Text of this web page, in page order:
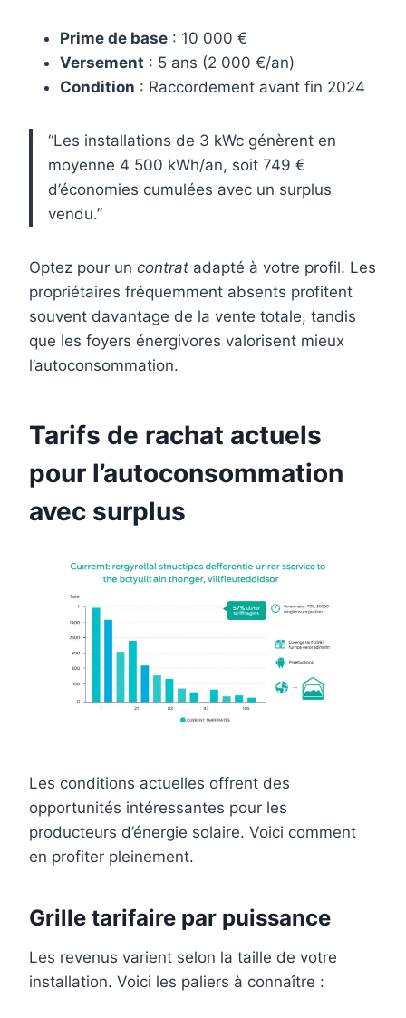
Prime de base : 10 000 €
Versement : 5 ans (2 000 €/an)
Condition : Raccordement avant fin 2024
“Les installations de 3 kWc génèrent en
moyenne 4 500 kWh/an, soit 749 €
d’économies cumulées avec un surplus
vendu.”
Optez pour un contrat adapté à votre profil. Les
propriétaires fréquemment absents profitent
souvent davantage de la vente totale, tandis
que les foyers énergivores valorisent mieux
l’autoconsommation.
Tarifs de rachat actuels
pour l’autoconsommation
avec surplus
Les conditions actuelles offrent des
opportunités intéressantes pour les
producteurs d’énergie solaire. Voici comment
en profiter pleinement.
Grille tarifaire par puissance
Les revenus varient selon la taille de votre
installation. Voici les paliers à connaître :